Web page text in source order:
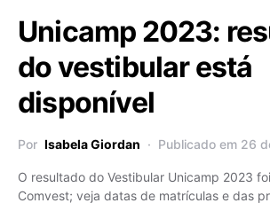
Unicamp 2023:
do vestibular está
disponível
Por Isabela Giordan Publicado em 26
O resultado do Vestibular Unicamp 2023
Comvest; veja datas de matrículas e das